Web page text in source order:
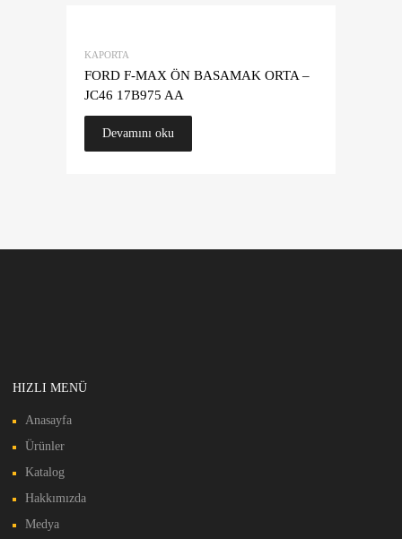
KAPORTA
FORD F-MAX ÖN BASAMAK ORTA –
JC46 17B975 AA
Devamını oku
HIZLI MENÜ
Anasayfa
Ürünler
Katalog
Hakkımızda
Medya